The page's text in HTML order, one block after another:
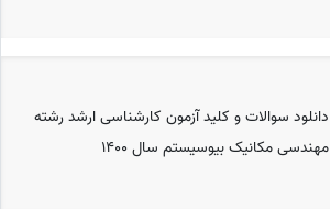
دانلود سوالات و کلید آزمون کارشناسی ارشد رشته
مهندسی مکانیک بیوسیستم سال 1400